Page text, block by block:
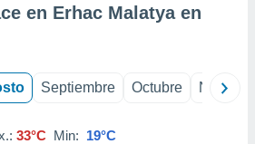
en Erhac Malatya en
Septiembre Octubre
33°C Min: 19°C